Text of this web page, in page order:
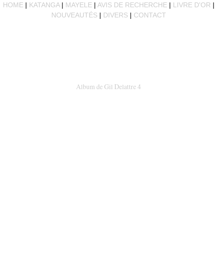
HOME | KATANGA| MAYELE | AVIS DE RECHERCHE | LIVRE D'OR |
NOUVEAUTÉS| DIVERS| CONTACT
Album de Gil Delattre 4